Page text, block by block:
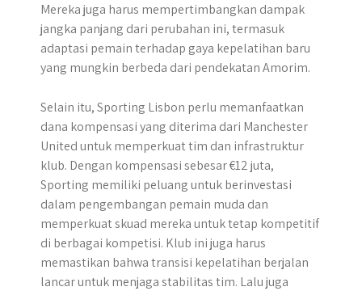
Mereka juga harus mempertimbangkan dampak
jangka panjang dari perubahan ini, termasuk
adaptasi pemain terhadap gaya kepelatihan baru
yang mungkin berbeda dari pendekatan Amorim.
Selain itu, Sporting Lisbon perlu memanfaatkan
dana kompensasi yang diterima dari Manchester
United untuk memperkuat tim dan infrastruktur
klub. Dengan kompensasi sebesar €12 juta,
Sporting memiliki peluang untuk berinvestasi
dalam pengembangan pemain muda dan
memperkuat skuad mereka untuk tetap kompetitif
di berbagai kompetisi. Klub ini juga harus
memastikan bahwa transisi kepelatihan berjalan
lancar untuk menjaga stabilitas tim. Lalu juga